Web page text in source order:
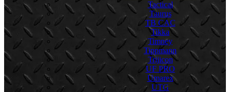
Tactical
Taurus
TB CAC
Tikka
Timney
Tippmann
Trijicon
UF PRO
Umarex
UTG